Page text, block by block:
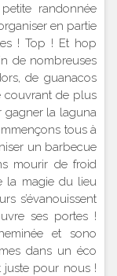
randonnée
en partie
! Top ! Et hop
de nombreuses
de guanacos
couvrant de plus
gagner la laguna
tous à
un barbecue
mourir de froid
la magie du lieu
s’évanouissent
ses portes !
et sono
dans un éco
juste pour nous !